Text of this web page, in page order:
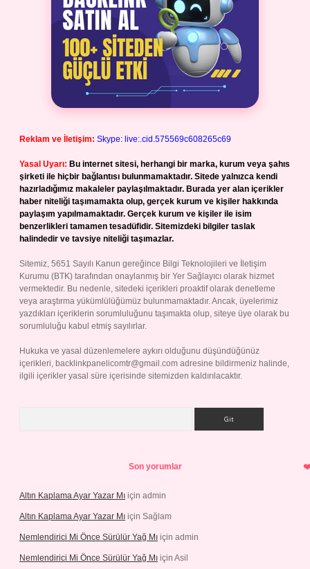
Reklam ve İletişim: Skype: live:.cid.575569c608265c69
Yasal Uyarı: Bu internet sitesi, herhangi bir marka, kurum veya şahıs
şirketi ile hiçbir bağlantısı bulunmamaktadır. Sitede yalnızca kendi
hazırladığımız makaleler paylaşılmaktadır. Burada yer alan içerikler
haber niteliği taşımamakta olup, gerçek kurum ve kişiler hakkında
paylaşım yapılmamaktadır. Gerçek kurum ve kişiler ile isim
benzerlikleri tamamen tesadüfidir. Sitemizdeki bilgiler taslak
halindedir ve tavsiye niteliği taşımazlar.
Sitemiz, 5651 Sayılı Kanun gereğince Bilgi Teknolojileri ve İletişim
Kurumu (BTK) tarafından onaylanmış bir Yer Sağlayıcı olarak hizmet
vermektedir. Bu nedenle, sitedeki içerikleri proaktif olarak denetleme
veya araştırma yükümlülüğümüz bulunmamaktadır. Ancak, üyelerimiz
yazdıkları içeriklerin sorumluluğunu taşımakta olup, siteye üye olarak bu
sorumluluğu kabul etmiş sayılırlar.
Hukuka ve yasal düzenlemelere aykırı olduğunu düşündüğünüz
içerikleri, backlinkpanelicomtr@gmail.com adresine bildirmeniz halinde,
ilgili içerikler yasal süre içerisinde sitemizden kaldırılacaktır.
Son yorumlar
Altın Kaplama Ayar Yazar Mı için admin
Altın Kaplama Ayar Yazar Mı için Sağlam
Nemlendirici Mi Önce Sürülür Yağ Mı için admin
Nemlendirici Mi Önce Sürülür Yağ Mı için Asil